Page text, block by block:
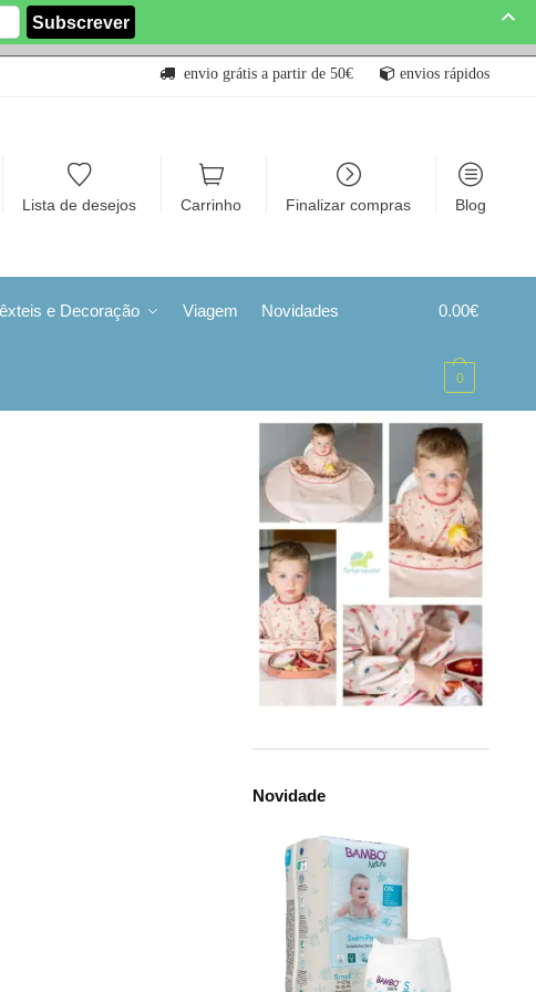
envio grátis a partir de 50€ envios rápidos
Lista de desejos Carrinho Finalizar compras Blog
e Decoração Viagem Novidades 0.00€
0
Novidade